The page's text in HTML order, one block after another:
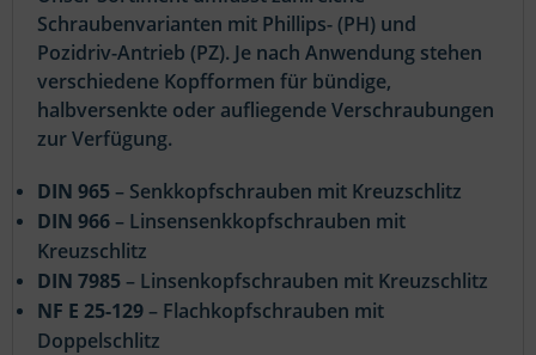
Schraubenvarianten mit Phillips- (PH) und
Pozidriv-Antrieb (PZ). Je nach Anwendung stehen
verschiedene Kopfformen für bündige,
halbversenkte oder aufliegende Verschraubungen
zur Verfügung.
DIN 965– Senkkopfschrauben mit Kreuzschlitz
DIN 966– Linsensenkkopfschrauben mit
Kreuzschlitz
DIN 7985– Linsenkopfschrauben mit Kreuzschlitz
NF E 25-129– Flachkopfschrauben mit
Doppelschlitz